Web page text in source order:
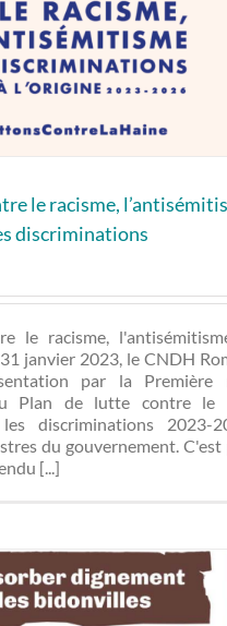
le racisme,
discriminations
le racisme,
janvier 2023, le CNDH
par la Première
Plan de lutte contre le
discriminations 2023-
du gouvernement. C'est
[...]